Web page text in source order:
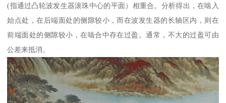
(指通过凸轮波发生器滚珠中心的平面）相重合。分析得出，在啮入
始点处，在后端面处的侧隙较小，而在波发生器的长轴区内，则在
前端面处的侧隙较小，在啮合中存在过盈。通常，不大的过盈可由
公差来抵消。